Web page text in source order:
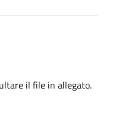
il file in allegato.